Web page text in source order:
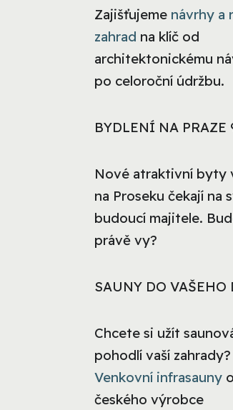
Zajišťujeme návrhy a
zahrad na klíč od
architektonickému
po celoroční údržbu.
BYDLENÍ NA PRAZE
Nové atraktivní byty
na Proseku čekají na
budoucí majitele.
právě vy?
SAUNY DO VAŠEHO
Chcete si užít
pohodlí vaší zahrady?
Venkovní infrasauny
českého výrobce